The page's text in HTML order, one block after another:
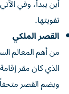
أين يبدأ، وفي
تفويتها.
القصر الملكي
من أهم المعالم
الذي كان مقر
ويضم القصر